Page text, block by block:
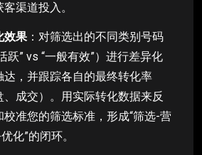
渠道投入。
效果 ：对筛选出的不同类别号码
跃” vs “一般有效”）进行差异化
达，并跟踪各自的最终转化率
、成交）。用实际转化数据来反
校准您的筛选标准，形成“筛选-营
化”的闭环。